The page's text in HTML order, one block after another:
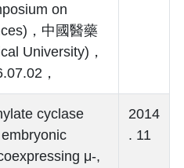
on
，中國醫藥
University)，
，
cyclase
μ-,
2014
. 11